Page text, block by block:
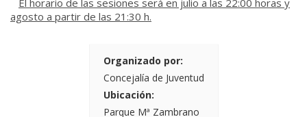
El horario de las sesiones será en julio a las 22:00 horas y
agosto a partir de las 21:30 h.
Organizado por:
Concejalía de Juventud
Ubicación:
Parque Mª Zambrano